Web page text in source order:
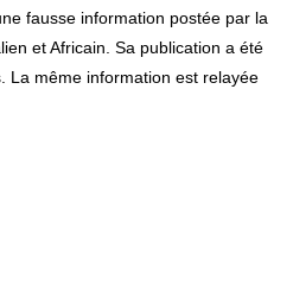
fausse information postée par la
et Africain. Sa publication a été
La même information est relayée